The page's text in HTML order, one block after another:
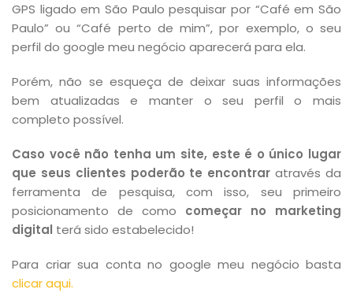
GPS ligado em São Paulo pesquisar por “Café em São
Paulo” ou “Café perto de mim”, por exemplo, o seu
perfil do google meu negócio aparecerá para ela.
Porém, não se esqueça de deixar suas informações
bem atualizadas e manter o seu perfil o mais
completo possível.
Caso você não tenha um site, este é o único lugar
que seus clientes poderão te encontrar através da
ferramenta de pesquisa, com isso, seu primeiro
posicionamento de como começar no marketing
digital terá sido estabelecido!
Para criar sua conta no google meu negócio basta
clicar aqui.